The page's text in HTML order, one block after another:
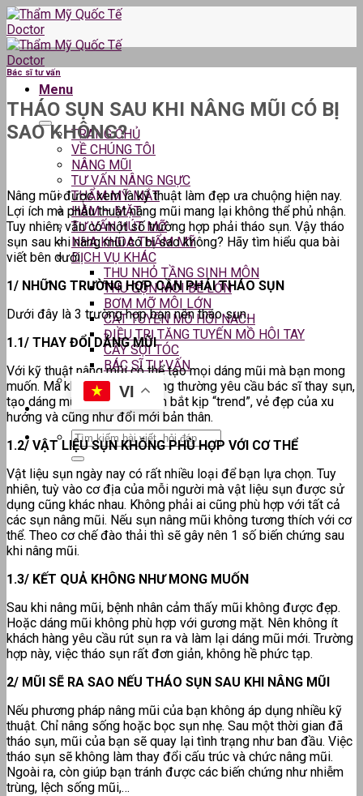
Skip
to
content
Menu
TRANG CHỦ
VỀ CHÚNG TÔI
NÂNG MŨI
TƯ VẤN NÂNG NGỰC
THẨM MỸ MẮT
HÀM – MẶT
TƯ VẤN HÚT MỠ
NHA KHOA THẨM MỸ
DỊCH VỤ KHÁC
THU NHỎ TẦNG SINH MÔN
THU GỌN MÔI BÉ LỚN
BƠM MỠ MÔI LỚN
CẮT TUYẾN MỒ HÔI NÁCH
ĐIỀU TRỊ TĂNG TUYẾN MỒ HÔI TAY
CẤY SỢI TÓC
BÁC SĨ TƯ VẤN
VI
Bác sĩ tư vấn
THÁO SỤN SAU KHI NÂNG MŨI CÓ BỊ
SAO KHÔNG?
Nâng mũi được xem là kỹ thuật làm đẹp ưa chuộng hiện nay.
Lợi ích mà phẫu thuật nâng mũi mang lại không thể phủ nhận.
Tuy nhiên, vẫn có một số trường hợp phải tháo sụn. Vậy tháo
sụn sau khi nâng mũi có bị sao không? Hãy tìm hiểu qua bài
viết bên dưới.
1/ NHỮNG TRƯỜNG HỢP CẦN PHẢI THÁO SỤN
Dưới đây là 3 trường hợp bạn nên tháo sụn.
1.1/ THAY ĐỔI DÁNG MŨI
Với kỹ thuật nâng mũi có thể tạo mọi dáng mũi mà bạn mong
muốn. Mà không ít khách hàng thường yêu cầu bác sĩ thay sụn,
tạo dáng mũi mới hơn. Nhằm bắt kịp “trend”, vẻ đẹp của xu
hướng và cũng như đổi mới bản thân.
1.2/ VẬT LIỆU SỤN KHÔNG PHÙ HỢP VỚI CƠ THỂ
Vật liệu sụn ngày nay có rất nhiều loại để bạn lựa chọn. Tuy
nhiên, tuỳ vào cơ địa của mỗi người mà vật liệu sụn được sử
dụng cũng khác nhau. Không phải ai cũng phù hợp với tất cả
các sụn nâng mũi. Nếu sụn nâng mũi không tương thích với cơ
thể. Theo cơ chế đào thải thì sẽ gây nên 1 số biến chứng sau
khi nâng mũi.
1.3/ KẾT QUẢ KHÔNG NHƯ MONG MUỐN
Sau khi nâng mũi, bệnh nhân cảm thấy mũi không được đẹp.
Hoặc dáng mũi không phù hợp với gương mặt. Nên không ít
khách hàng yêu cầu rút sụn ra và làm lại dáng mũi mới. Trường
hợp này, việc tháo sụn rất đơn giản, không hề phức tạp.
2/ MŨI SẼ RA SAO NẾU THÁO SỤN SAU KHI NÂNG MŨI
Nếu phương pháp nâng mũi của bạn không áp dụng nhiều kỹ
thuật. Chỉ nâng sống hoặc bọc sụn nhẹ. Sau một thời gian đã
tháo sụn, mũi của bạn sẽ quay lại tình trạng như ban đầu. Việc
tháo sụn sẽ không làm thay đổi cấu trúc và chức nâng mũi.
Ngoài ra, còn giúp bạn tránh được các biến chứng như nhiễm
trùng, lệch sống mũi,…